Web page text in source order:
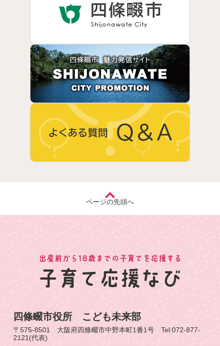
ページの先頭へ
四條畷市役所 こども未来部
〒575-8501 大阪府四條畷市中野本町1番1号 Tel:072-877-
2121(代表)